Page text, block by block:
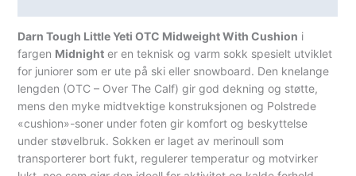
Darn Tough Little Yeti OTC Midweight With Cushion i
fargen Midnight er en teknisk og varm sokk spesielt utviklet
for juniorer som er ute på ski eller snowboard. Den knelange
lengden (OTC – Over The Calf) gir god dekning og støtte,
mens den myke midtvektige konstruksjonen og Polstrede
«cushion»-soner under foten gir komfort og beskyttelse
under støvelbruk. Sokken er laget av merinoull som
transporterer bort fukt, regulerer temperatur og motvirker